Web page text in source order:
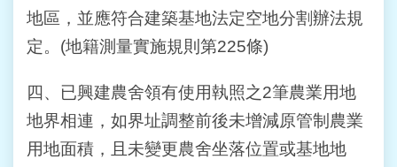
地區，並應符合建築基地法定空地分割辦法規
定。(地籍測量實施規則第225條)
四、已興建農舍領有使用執照之2筆農業用地
地界相連，如界址調整前後未增減原管制農業
用地面積，且未變更農舍坐落位置或基地地